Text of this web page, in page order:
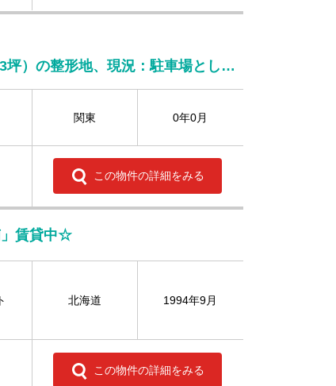
首都高速道路「篠崎」IC、国道14号線近く、土地面積872㎡（約263坪）の整形地、現況：駐車場として賃貸中
関東 0年0月
この物件の詳細をみる
賃貸中☆
北海道 1994年9月
この物件の詳細をみる